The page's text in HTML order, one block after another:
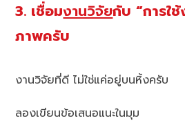
3. เชื่อมงานวิจัยกับ “การใช้
ภาพครับ
งานวิจัยที่ดี ไม่ใช่แค่อยู่บนหิ้งครับ
ลองเขียนข้อเสนอแนะในมุม